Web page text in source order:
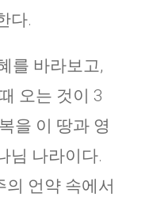
다.
를 바라보고,
오는 것이 3
을 이 땅과 영
님 나라이다.
언약 속에서